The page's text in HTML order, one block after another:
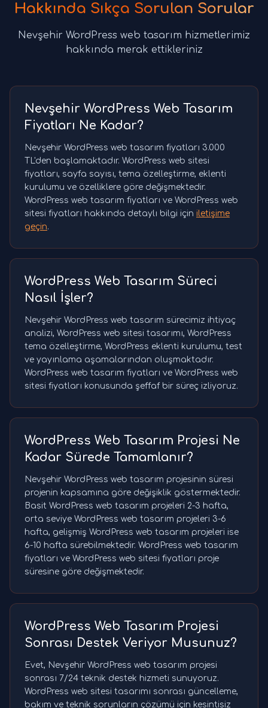
Hakkında Sıkça Sorulan Sorular
Nevşehir WordPress web tasarım hizmetlerimiz
hakkında merak ettikleriniz
Nevşehir WordPress Web Tasarım
Fiyatları Ne Kadar?
Nevşehir WordPress web tasarım fiyatları 3.000
TL'den başlamaktadır. WordPress web sitesi
fiyatları, sayfa sayısı, tema özelleştirme, eklenti
kurulumu ve özelliklere göre değişmektedir.
WordPress web tasarım fiyatları ve WordPress web
sitesi fiyatları hakkında detaylı bilgi için iletişime
geçin.
WordPress Web Tasarım Süreci
Nasıl İşler?
Nevşehir WordPress web tasarım sürecimiz ihtiyaç
analizi, WordPress web sitesi tasarımı, WordPress
tema özelleştirme, WordPress eklenti kurulumu, test
ve yayınlama aşamalarından oluşmaktadır.
WordPress web tasarım fiyatları ve WordPress web
sitesi fiyatları konusunda şeffaf bir süreç izliyoruz.
WordPress Web Tasarım Projesi Ne
Kadar Sürede Tamamlanır?
Nevşehir WordPress web tasarım projesinin süresi
projenin kapsamına göre değişiklik göstermektedir.
Basit WordPress web tasarım projeleri 2-3 hafta,
orta seviye WordPress web tasarım projeleri 3-6
hafta, gelişmiş WordPress web tasarım projeleri ise
6-10 hafta sürebilmektedir. WordPress web tasarım
fiyatları ve WordPress web sitesi fiyatları proje
süresine göre değişmektedir.
WordPress Web Tasarım Projesi
Sonrası Destek Veriyor Musunuz?
Evet, Nevşehir WordPress web tasarım projesi
sonrası 7/24 teknik destek hizmeti sunuyoruz.
WordPress web sitesi tasarımı sonrası güncelleme,
bakım ve teknik sorunların çözümü için kesintisiz